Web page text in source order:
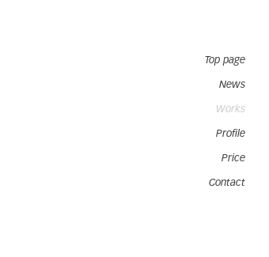
Top page
News
Works
Profile
Price
Contact